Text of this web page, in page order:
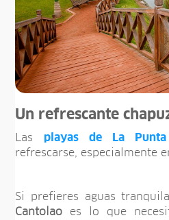
Un refrescante
Las playas de La Punta
refrescarse, especialmente
Si prefieres aguas
Cantolao es lo que